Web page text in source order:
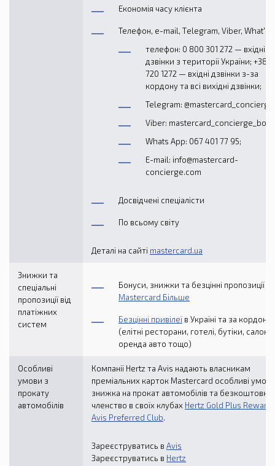
Економія часу клієнта
Телефон, e-mail, Тelegram, Viber, What's
телефон: 0 800 301 272 — вхідні
дзвінки з території України; +38
720 1272 — вхідні дзвінки з-за
кордону та всі вихідні дзвінки;
Telegram:
Viber: mastercard_concierge_bot;
Whats App: 067 401 77 95;
E-mail: info@mastercard-
concierge.com
Досвідчені спеціалісти
По всьому світу
Деталі на сайті mastercard.ua
Знижки та
спеціальні
пропозиції від
платіжних
систем
Бонуси, знижки та безцінні пропозиції
Mastercard Більше
Безцінні привілеї в Україні та за
(елітні ресторани, готелі, бутіки, салони,
оренда авто тощо)
Особливі
умови з
прокату
автомобілів
Компанії Hertz та Avis надають власникам
преміальних карток Mastercard особливі
знижка на прокат автомобілів та безкоштовне
членство в своїх клубах Hertz Gold Plus
Avis Preferred Club.
Зареєструватись в Avis
Зареєструватись в Hertz